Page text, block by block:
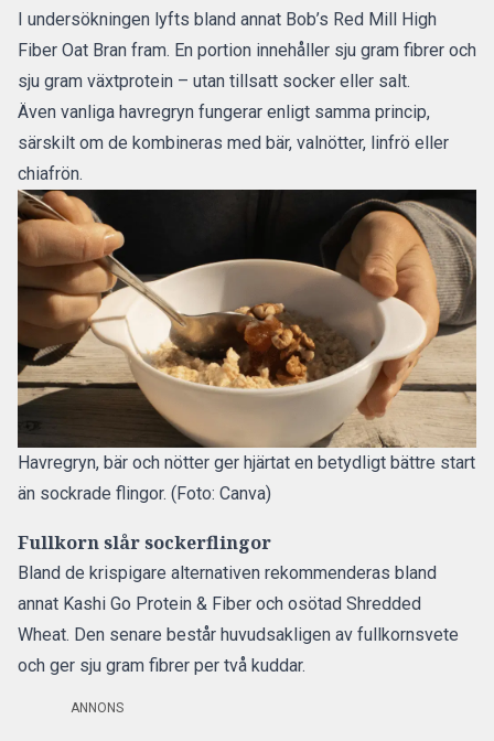
I undersökningen lyfts bland annat Bob’s Red Mill High
Fiber Oat Bran fram. En portion innehåller sju gram fibrer och
sju gram växtprotein – utan tillsatt socker eller salt.
Även vanliga havregryn fungerar enligt samma princip,
särskilt om de kombineras med bär, valnötter, linfrö eller
chiafrön.
Havregryn, bär och nötter ger hjärtat en betydligt bättre start
än sockrade flingor. (Foto: Canva)
Fullkorn slår sockerflingor
Bland de krispigare alternativen rekommenderas bland
annat Kashi Go Protein & Fiber och osötad Shredded
Wheat. Den senare består huvudsakligen av fullkornsvete
och ger sju gram fibrer per två kuddar.
ANNONS